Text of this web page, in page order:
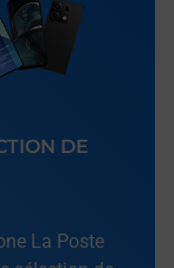
DE
La Poste